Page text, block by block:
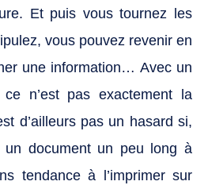
Et puis vous tournez les
vous pouvez revenir en
une information… Avec un
n’est pas exactement la
d’ailleurs pas un hasard si,
un document un peu long à
tendance à l’imprimer sur